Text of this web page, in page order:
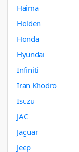
Haima
Holden
Honda
Hyundai
Infiniti
Iran Khodro
Isuzu
JAC
Jaguar
Jeep